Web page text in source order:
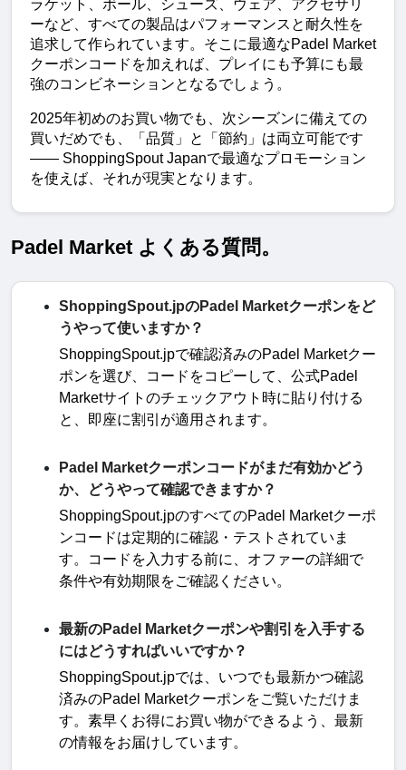
ラケット、ボール、シューズ、ウェア、アクセサリ
ーなど、すべての製品はパフォーマンスと耐久性を
追求して作られています。そこに最適なPadel Market
クーポンコードを加えれば、プレイにも予算にも最
強のコンビネーションとなるでしょう。
2025年初めのお買い物でも、次シーズンに備えての
買いだめでも、「品質」と「節約」は両立可能です
—— ShoppingSpout Japanで最適なプロモーション
を使えば、それが現実となります。
Padel Market よくある質問。
ShoppingSpout.jpのPadel Marketクーポンをど
うやって使いますか？
ShoppingSpout.jpで確認済みのPadel Marketクー
ポンを選び、コードをコピーして、公式Padel
Marketサイトのチェックアウト時に貼り付ける
と、即座に割引が適用されます。
Padel Marketクーポンコードがまだ有効かどう
か、どうやって確認できますか？
ShoppingSpout.jpのすべてのPadel Marketクーポ
ンコードは定期的に確認・テストされていま
す。コードを入力する前に、オファーの詳細で
条件や有効期限をご確認ください。
最新のPadel Marketクーポンや割引を入手する
にはどうすればいいですか？
ShoppingSpout.jpでは、いつでも最新かつ確認
済みのPadel Marketクーポンをご覧いただけま
す。素早くお得にお買い物ができるよう、最新
の情報をお届けしています。